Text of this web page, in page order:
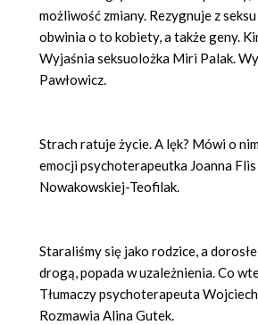
możliwość zmiany. Rezygnuje z
obwinia o to kobiety, a także geny.
Wyjaśnia seksuolożka Miri Palak.
Pawłowicz.
Strach ratuje życie. A lęk? Mówi o
emocji psychoterapeutka Joanna
Nowakowskiej-Teofilak.
Staraliśmy się jako rodzice, a
drogą, popada w uzależnienia. Co
Tłumaczy psychoterapeuta
Rozmawia Alina Gutek.